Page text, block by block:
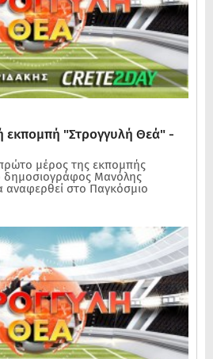
εκπομπή "Στρογγυλή Θεά" -
μέρος της εκπομπής
δημοσιογράφος Μανόλης
αναφερθεί στο Παγκόσμιο